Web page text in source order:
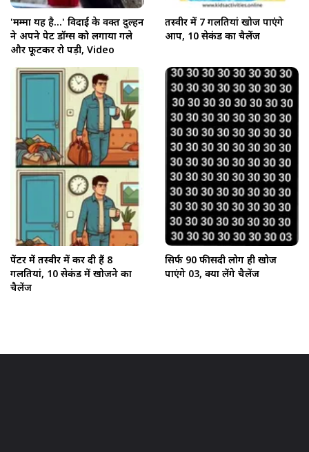
'मम्मा यहीं है...' विदाई के वक्त दुल्हन
ने अपने पेट डॉग्स को लगाया गले
और फूटकर रो पड़ी, Video
तस्वीर में 7 गलतियां खोज पाएंगे
आप, 10 सेकंड का चैलेंज
पेंटर में तस्वीर में कर दी हैं 8
गलतियां, 10 सेकंड में खोजने का
चैलेंज
सिर्फ 90 फीसदी लोग ही खोज
पाएंगे 03, क्या लेंगे चैलेंज